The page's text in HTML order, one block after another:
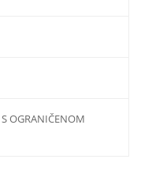
OGRANIČENOM